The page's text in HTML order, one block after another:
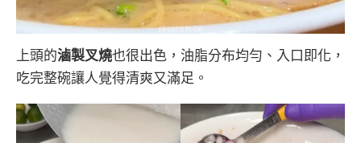
上頭的滷製叉燒也很出色，油脂分布均勻、入口即化，
吃完整碗讓人覺得清爽又滿足。